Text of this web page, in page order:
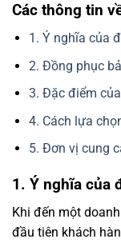
Các thông tin
1. Ý nghĩa của
2. Đồng phục
3. Đặc điểm
4. Cách lựa
5. Đơn vị cung
1. Ý nghĩa của
Khi đến một
đầu tiên khách